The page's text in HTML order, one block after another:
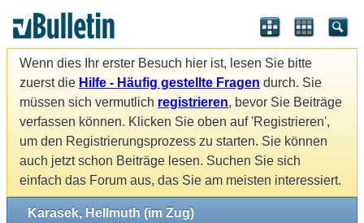
Wenn dies Ihr erster Besuch hier ist, lesen Sie bitte
zuerst die Hilfe - Häufig gestellte Fragen durch. Sie
müssen sich vermutlich registrieren, bevor Sie Beiträge
verfassen können. Klicken Sie oben auf 'Registrieren',
um den Registrierungsprozess zu starten. Sie können
auch jetzt schon Beiträge lesen. Suchen Sie sich
einfach das Forum aus, das Sie am meisten interessiert.
Karasek, Hellmuth (im Zug)